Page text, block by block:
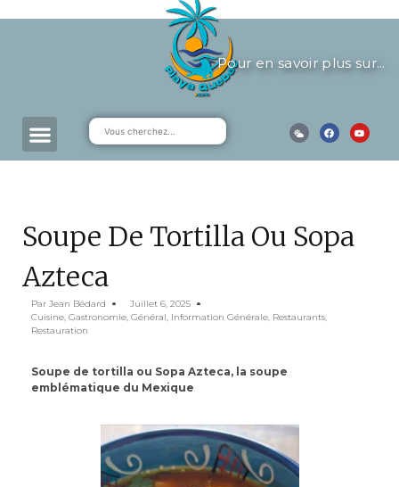
Pour en savoir plus sur...
Soupe De Tortilla Ou Sopa
Azteca
Par Jean Bédard
Juillet 6, 2025
Cuisine, Gastronomie, Général, Information Générale, Restaurants,
Restauration
Soupe de tortilla ou Sopa Azteca, la soupe
emblématique du Mexique